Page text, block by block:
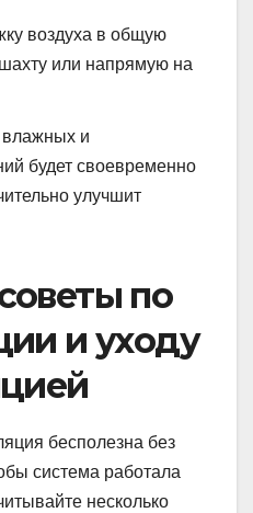
воздуха в общую
или напрямую на
влажных и
будет своевременно
улучшит
по
и уходу
бесполезна без
система работала
несколько